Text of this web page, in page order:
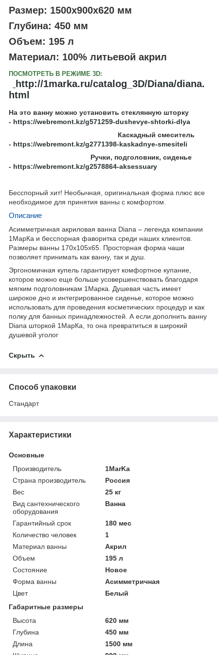
Размер: 1500x900x620 мм
Глубина: 450 мм
Объем: 195 л
Материал: 100% литьевой акрил
ПОСМОТРЕТЬ В РЕЖИМЕ 3D:
http://1marka.ru/catalog_3D/Diana/diana.
html
На это ванну можно установить стеклянную шторку
- https://webremont.kz/g571259-dushevye-shtorki-dlya
Каскадный смеситель
- https://webremont.kz/g2771398-kaskadnye-smesiteli
Ручки, подголовник, сиденье
- https://webremont.kz/g2578864-aksessuary
Бесспорный хит! Необычная, оригинальная форма плюс все
необходимое для принятия ванны с комфортом.
Описание
Асимметричная акриловая ванна Diana – легенда компании
1МарКа и бесспорная фаворитка среди наших клиентов.
Размеры ванны 170х105х65. Просторная форма чаши
позволяет принимать как ванну, так и душ.
Эргономичная купель гарантирует комфортное купание,
которое можно еще больше усовершенствовать благодаря
мягким подголовникам 1Марка. Душевая часть имеет
широкое дно и интегрированное сиденье, которое можно
использовать для проведения косметических процедур и как
полку для банных принадлежностей. А если дополнить ванну
Diana шторкой 1МарКа, то она превратиться в широкий
душевой уголоr
Скрыть
Способ упаковки
Стандарт
Характеристики
Основные
Производитель
1MarKa
Страна производитель
Россия
Вес
25 кг
Вид сантехнического
оборудования
Ванна
Гарантийный срок
180 мес
Количество человек
1
Материал ванны
Акрил
Объем
195 л
Состояние
Новое
Форма ванны
Асимметричная
Цвет
Белый
Габаритные размеры
Высота
620 мм
Глубина
450 мм
Длина
1500 мм